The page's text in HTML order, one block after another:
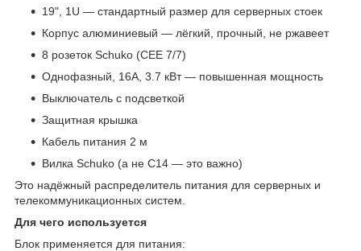
19", 1U — стандартный размер для серверных стоек
Корпус алюминиевый — лёгкий, прочный, не ржавеет
8 розеток Schuko (CEE 7/7)
Однофазный, 16A, 3.7 кВт — повышенная мощность
Выключатель с подсветкой
Защитная крышка
Кабель питания 2 м
Вилка Schuko (а не C14 — это важно)
Это надёжный распределитель питания для серверных и
телекоммуникационных систем.
Для чего используется
Блок применяется для питания: